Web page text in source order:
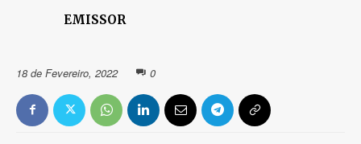
EMISSOR
18 de Fevereiro, 2022 0